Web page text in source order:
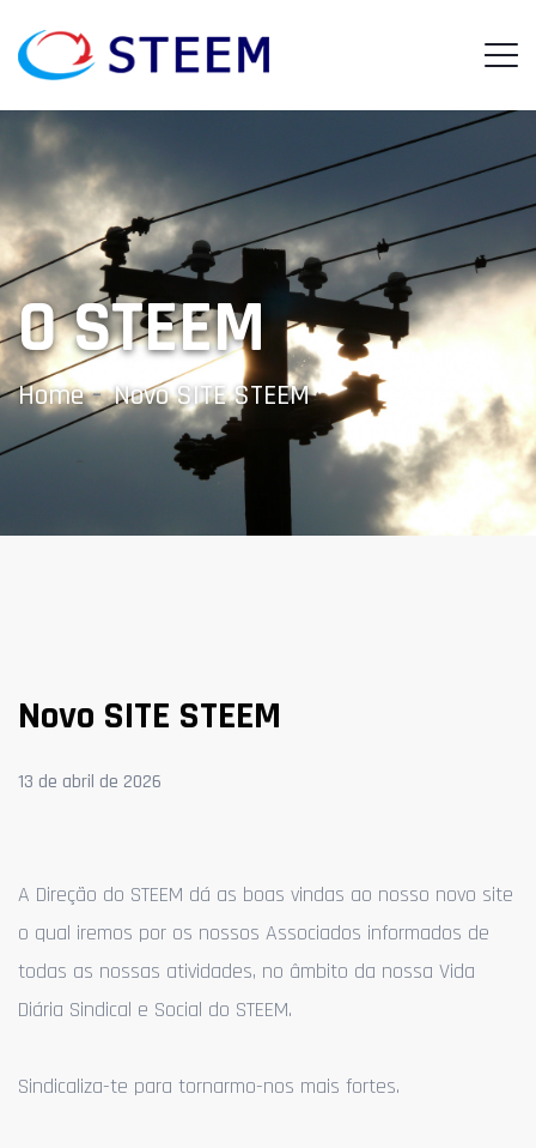
O STEEM
Home Novo SITE STEEM
Novo SITE STEEM
13 de abril de 2026
A Direção do STEEM dá as boas vindas ao nosso novo site
o qual iremos por os nossos Associados informados de
todas as nossas atividades, no âmbito da nossa Vida
Diária Sindical e Social do STEEM.
Sindicaliza-te para tornarmo-nos mais fortes.